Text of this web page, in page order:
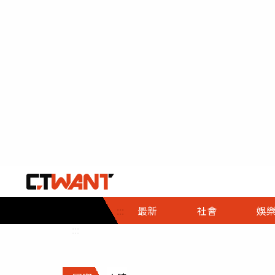
::: 最新 社會
社會首頁
時事
調查
娛樂
娛樂首頁
即時
財經首頁
熱線
政